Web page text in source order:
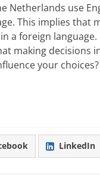
Netherlands use
This implies that
a foreign
making decisions
your
LinkedIn